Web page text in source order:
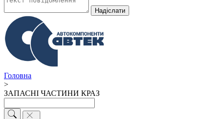
Надiслати
Головна
>
ЗАПАСНІ ЧАСТИНИ КРАЗ